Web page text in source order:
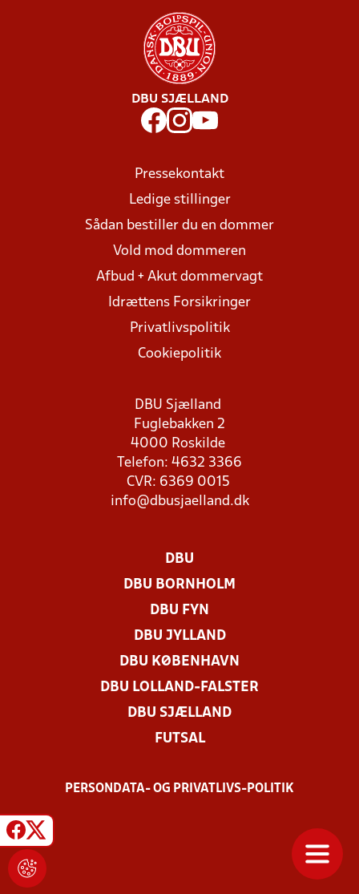
DBU SJÆLLAND
Pressekontakt
Ledige stillinger
Sådan bestiller du en dommer
Vold mod dommeren
Afbud + Akut dommervagt
Idrættens Forsikringer
Privatlivspolitik
Cookiepolitik
DBU Sjælland
Fuglebakken 2
4000 Roskilde
Telefon: 4632 3366
CVR: 6369 0015
info@dbusjaelland.dk
DBU
DBU BORNHOLM
DBU FYN
DBU JYLLAND
DBU KØBENHAVN
DBU LOLLAND-FALSTER
DBU SJÆLLAND
FUTSAL
PERSONDATA- OG PRIVATLIVS-POLITIK